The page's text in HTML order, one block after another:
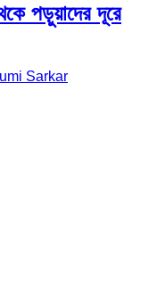
পড়ুয়াদের দূরে
Sarkar